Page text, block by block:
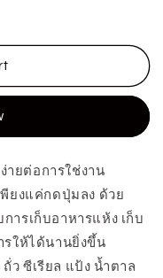
ายต่อการใช่งาน
ยงแค่กดปุ่มลง ด้วย
ารเก็บอาหารแห้ง เก็บ
ให้ได้นานยิ่งขึ้น
ว ซีเรียล แป้ง น้ำตาล